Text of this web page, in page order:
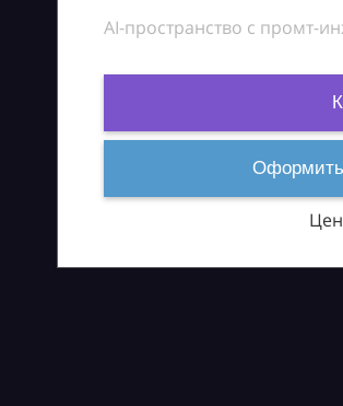
AI-пространство с промт-